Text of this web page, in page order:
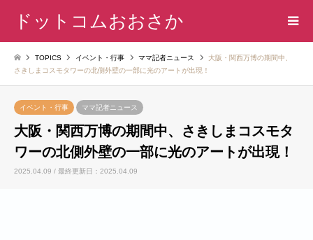
ドットコムおおさか
TOPICS イベント・行事 ママ記者ニュース
大阪・関西万博の期間中、
さきしまコスモタワーの北側外壁の一部に光のアートが出現！
イベント・行事 ママ記者ニュース
大阪・関西万博の期間中、さきしまコスモタ
ワーの北側外壁の一部に光のアートが出現！
2025.04.09 / 最終更新日：2025.04.09